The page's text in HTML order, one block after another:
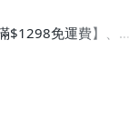
$1298免運費】、7-
件運費$60、滿5件
、滿5件或消費滿